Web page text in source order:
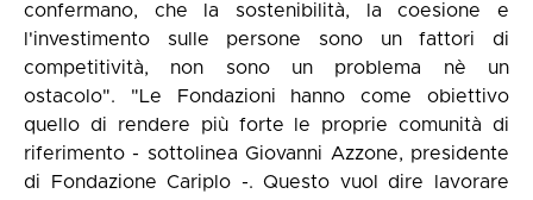
confermano, che la sostenibilità, la coesione e
l'investimento sulle persone sono un fattori di
competitività, non sono un problema nè un
ostacolo". "Le Fondazioni hanno come obiettivo
quello di rendere più forte le proprie comunità di
riferimento - sottolinea Giovanni Azzone, presidente
di Fondazione Cariplo -. Questo vuol dire lavorare